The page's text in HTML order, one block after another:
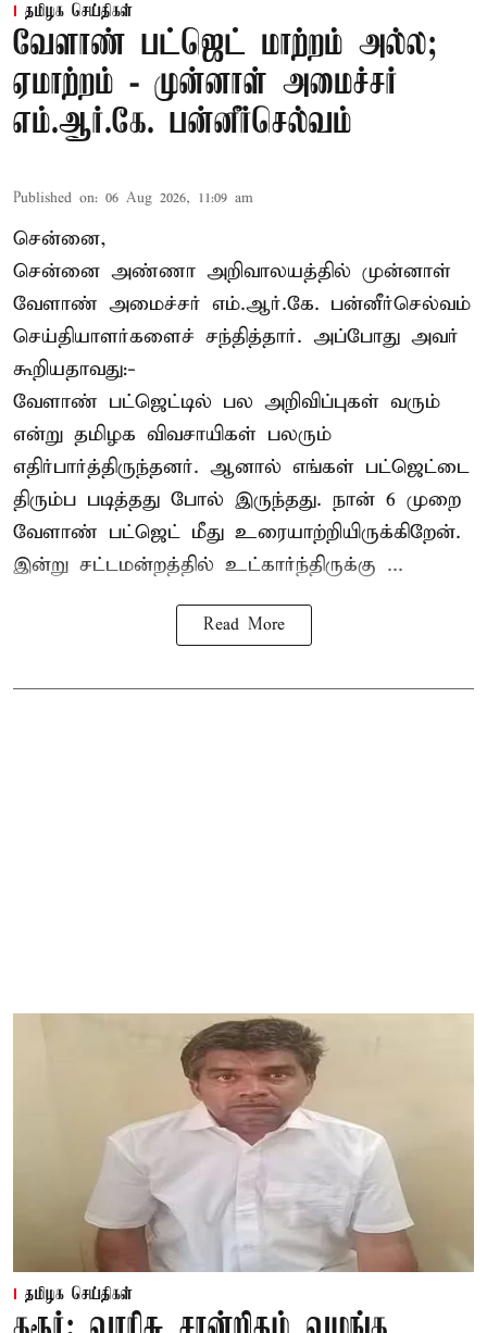
தமிழக செய்திகள்
வேளாண் பட்ஜெட் மாற்றம் அல்ல;
ஏமாற்றம் - முன்னாள் அமைச்சர்
எம்.ஆர்.கே. பன்னீர்செல்வம்
Published on: 06 Aug 2026, 11:09 am
சென்னை,
சென்னை அண்ணா அறிவாலயத்தில் முன்னாள்
வேளாண் அமைச்சர் எம்.ஆர்.கே. பன்னீர்செல்வம்
செய்தியாளர்களைச் சந்தித்தார். அப்போது அவர்
கூறியதாவது:-
வேளாண் பட்ஜெட்டில் பல அறிவிப்புகள் வரும்
என்று தமிழக விவசாயிகள் பலரும்
எதிர்பார்த்திருந்தனர். ஆனால் எங்கள் பட்ஜெட்டை
திரும்ப படித்தது போல் இருந்தது. நான் 6 முறை
வேளாண் பட்ஜெட் மீது உரையாற்றியிருக்கிறேன்.
இன்று சட்டமன்றத்தில் உட்கார்ந்திருக்கு ...
Read More
தமிழக செய்திகள்